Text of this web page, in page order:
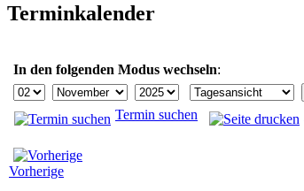
Terminkalender
In den folgenden Modus wechseln:
Termin suchen
Vorherige